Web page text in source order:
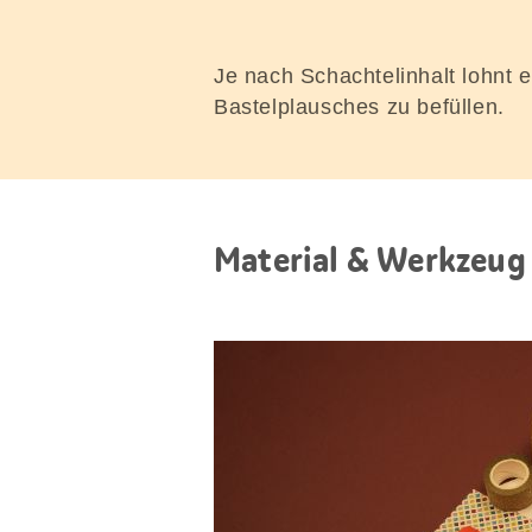
Je nach Schachtelinhalt lohnt
Bastelplausches zu befüllen.
Material & Werkzeug